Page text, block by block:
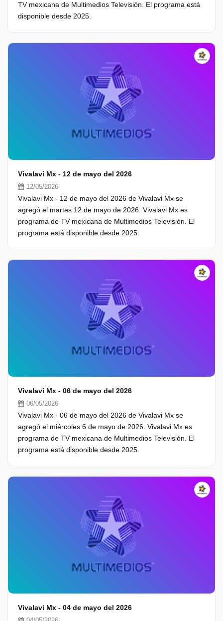
TV mexicana de Multimedios Televisión. El programa está
disponible desde 2025.
Vivalavi Mx - 12 de mayo del 2026
12/05/2026
Vivalavi Mx - 12 de mayo del 2026 de Vivalavi Mx se
agregó el martes 12 de mayo de 2026. Vivalavi Mx es
programa de TV mexicana de Multimedios Televisión. El
programa está disponible desde 2025.
Vivalavi Mx - 06 de mayo del 2026
06/05/2026
Vivalavi Mx - 06 de mayo del 2026 de Vivalavi Mx se
agregó el miércoles 6 de mayo de 2026. Vivalavi Mx es
programa de TV mexicana de Multimedios Televisión. El
programa está disponible desde 2025.
Vivalavi Mx - 04 de mayo del 2026